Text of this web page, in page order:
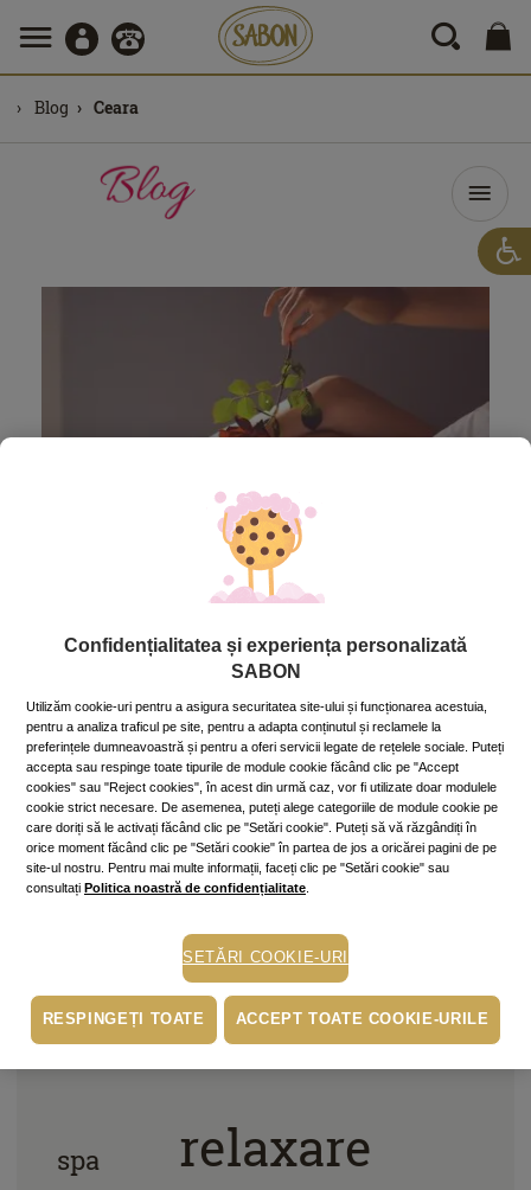
Blog Ceara
Corp
Ce să faci și mai ales ce să NU faci
după epilare
6 August 2021
~11 min.
Vara ne dorim să expunem cea mai fină piele, dar
deseori, după epilat, gambele noastre nu sunt atât de
netede precum ne-am dori. Să vedem unde am putea
greși și cum remediem situația.
Mai mult »
relaxare
exfoliere
scrub
stare de bine
piele uscata
ten luminos
spa
Confidențialitatea și experiența personalizată
SABON
Utilizăm cookie-uri pentru a asigura securitatea site-ului și funcționarea acestuia,
pentru a analiza traficul pe site, pentru a adapta conținutul și reclamele la
preferințele dumneavoastră și pentru a oferi servicii legate de rețelele sociale. Puteți
accepta sau respinge toate tipurile de module cookie făcând clic pe "Accept
cookies" sau "Reject cookies", în acest din urmă caz, vor fi utilizate doar modulele
cookie strict necesare. De asemenea, puteți alege categoriile de module cookie pe
care doriți să le activați făcând clic pe "Setări cookie". Puteți să vă răzgândiți în
orice moment făcând clic pe "Setări cookie" în partea de jos a oricărei pagini de pe
site-ul nostru. Pentru mai multe informații, faceți clic pe "Setări cookie" sau
consultați Politica noastră de confidențialitate
SETĂRI COOKIE-URI
RESPINGEȚI TOATE ACCEPT TOATE COOKIE-URILE